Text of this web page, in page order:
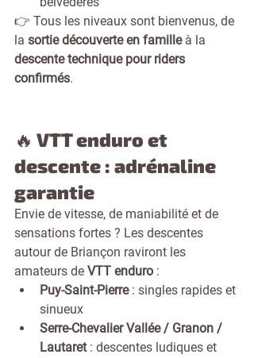
👉 Tous les niveaux sont bienvenus, de
la sortie découverte en famille à la
descente technique pour riders
confirmés.
🔥 VTT enduro et
descente : adrénaline
garantie
Envie de vitesse, de maniabilité et de
sensations fortes ? Les descentes
autour de Briançon raviront les
amateurs de VTT enduro :
Puy-Saint-Pierre : singles rapides et
sinueux
Serre-Chevalier Vallée / Granon /
Lautaret : descentes ludiques et